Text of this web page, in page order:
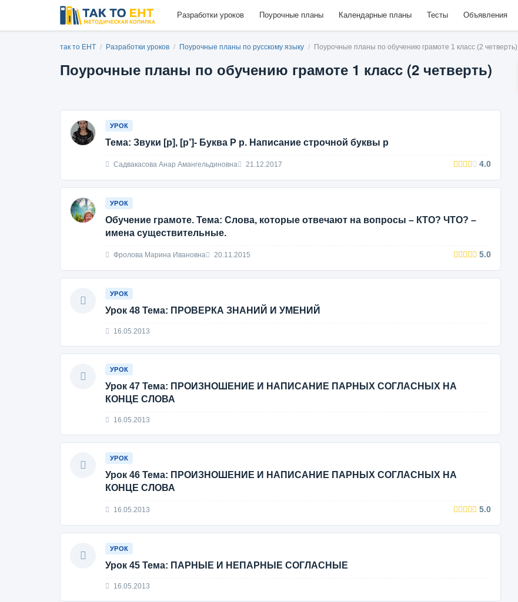
Разработки уроков Поурочные планы Календарные планы Тесты Объявления
так то ЕНТ / Разработки уроков / Поурочные планы по русскому языку / Поурочные планы по обучению грамоте 1 класс (2 четверть)
Поурочные планы по обучению грамоте 1 класс (2 четверть)
УРОК
Тема: Звуки [р], [р’]- Буква Р р. Написание строчной буквы р
Садвакасова Анар Амангельдиновна 21.12.2017 4.0
УРОК
Обучение грамоте. Тема: Слова, которые отвечают на вопросы – КТО? ЧТО? –
имена существительные.
Фролова Марина Ивановна 20.11.2015 5.0
УРОК
Урок 48 Тема: ПРОВЕРКА ЗНАНИЙ И УМЕНИЙ
16.05.2013
УРОК
Урок 47 Тема: ПРОИЗНОШЕНИЕ И НАПИСАНИЕ ПАРНЫХ СОГЛАСНЫХ НА
КОНЦЕ СЛОВА
16.05.2013
УРОК
Урок 46 Тема: ПРОИЗНОШЕНИЕ И НАПИСАНИЕ ПАРНЫХ СОГЛАСНЫХ НА
КОНЦЕ СЛОВА
16.05.2013 5.0
УРОК
Урок 45 Тема: ПАРНЫЕ И НЕПАРНЫЕ СОГЛАСНЫЕ
16.05.2013